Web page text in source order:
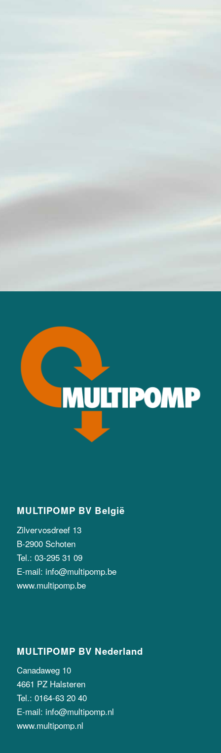
MULTIPOMP BV België
Zilvervosdreef 13
B-2900 Schoten
Tel.: 03-295 31 09
E-mail: info@multipomp.be
www.multipomp.be
MULTIPOMP BV Nederland
Canadaweg 10
4661 PZ Halsteren
Tel.: 0164-63 20 40
E-mail: info@multipomp.nl
www.multipomp.nl